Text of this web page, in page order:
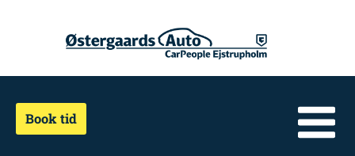
Book tid